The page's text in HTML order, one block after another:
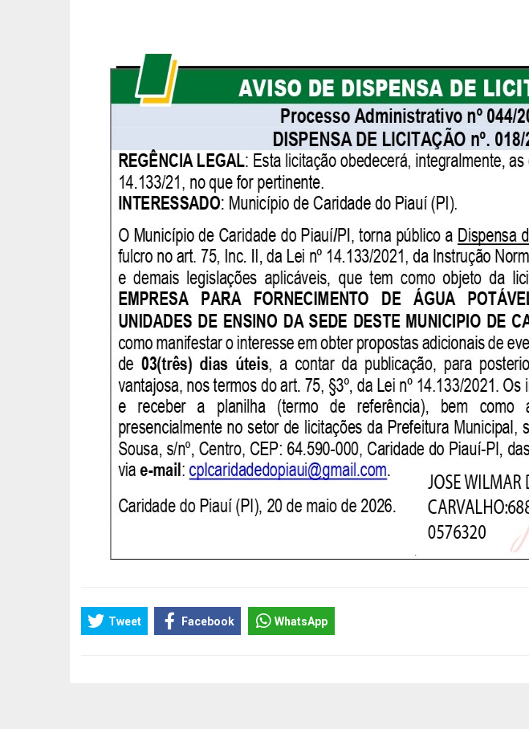
Tweet Facebook WhatsApp